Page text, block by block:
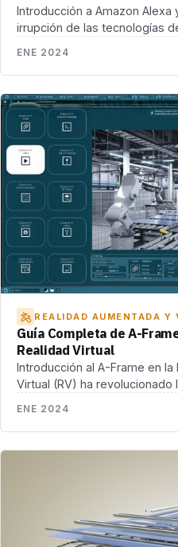
Introducción a Amazon Alexa
irrupción de las tecnologías
ENE 2024
REALIDAD AUMENTADA Y
Guía Completa de A-
Realidad Virtual
Introducción al A-Frame en la
Virtual (RV) ha
ENE 2024